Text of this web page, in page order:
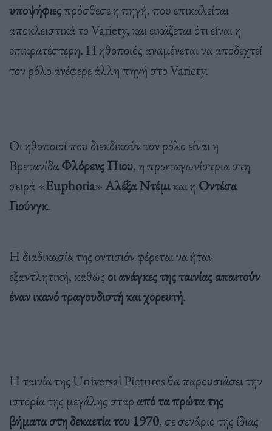
υποψήφιεςπρόσθεσε η πηγή, που επικαλείται
αποκλειστικά το Variety, και εικάζεται ότι είναι η
επικρατέστερη. Η ηθοποιός αναμένεται να αποδεχτεί
τον ρόλο ανέφερε άλλη πηγή στο Variety.
Οι ηθοποιοί που διεκδικούν τον ρόλο είναι η
ΒρετανίδαΦλόρενς Πιου, η πρωταγωνίστρια στη
σειρά «Euphoria»Αλέξα Ντέμικαι η Οντέσα
Γιούνγκ.
Η διαδικασία της οντισιόν φέρεται να ήταν
εξαντλητική, καθώς οι ανάγκες της ταινίας απαιτούν
έναν ικανό τραγουδιστή και χορευτή.
Η ταινία της Universal Pictures θα παρουσιάσει την
ιστορία της μεγάλης σταρ από τα πρώτα της
βήματα στη δεκαετία του 1970, σε σενάριο της ίδιας